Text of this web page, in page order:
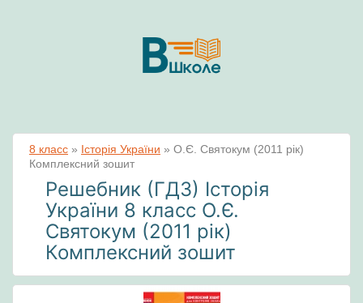
8 класс » Історія України » О.Є. Святокум (2011 рік)
Комплексний зошит
Решебник (ГДЗ) Історія
України 8 класс О.Є.
Святокум (2011 рік)
Комплексний зошит